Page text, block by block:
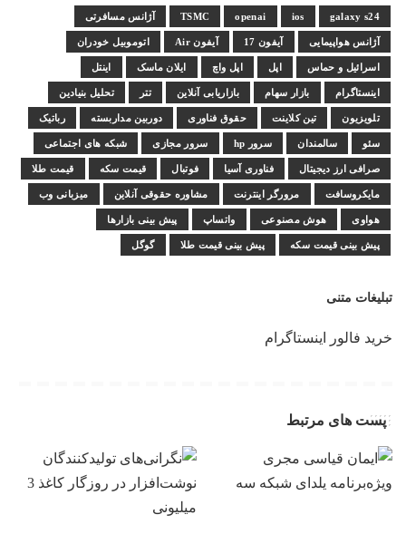
galaxy s24
ios
openai
TSMC آژانس مسافرتی
آژانس هواپیمایی آیفون 17 آیفون Air اتوموبیل خودران
اسرائیل و حماس اپل اپل واچ ایلان ماسک اینتل
اینستاگرام بازار سهام بازاریابی آنلاین تتر تحلیل بنیادین
تلویزیون تین کلاینت حقوق فناوری دوربین مداربسته رباتیک
سئو سالمندان سرور hp سرور مجازی شبکه های اجتماعی
صرافی ارز دیجیتال فناوری آسیا فوتبال قیمت سکه قیمت طلا
مایکروسافت مرورگر اینترنت مشاوره حقوقی آنلاین میزبانی وب
هواوی هوش مصنوعی واتساپ پیش بینی بازارها
پیش بینی قیمت سکه پیش بینی قیمت طلا گوگل
تبلیغات متنی
خرید فالور اینستاگرام
پست های مرتبط